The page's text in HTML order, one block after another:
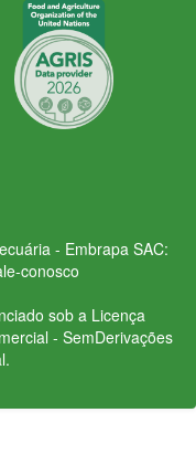
- Embrapa SAC:
conosco
sob a Licença
- SemDerivações